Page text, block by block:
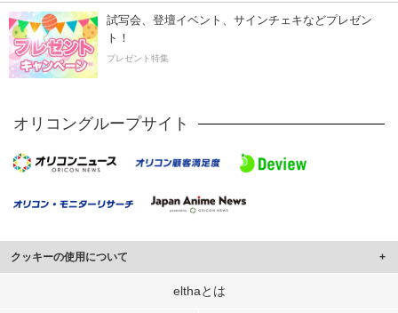
試写会、登壇イベント、サインチェキなどプレゼン
ト！
プレゼント特集
オリコングループサイト
クッキーの使用について
このサイトでは Cookie を使用して、ユーザーに合わせたコンテンツや広告の
elthaとは